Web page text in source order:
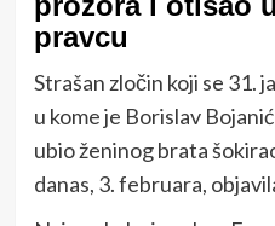
pravcu
Strašan zločin koji se 31.
u kome je Borislav
ubio ženinog brata
danas, 3. februara,